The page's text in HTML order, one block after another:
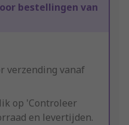
bestellingen van
verzending vanaf
op 'Controleer
en levertijden.